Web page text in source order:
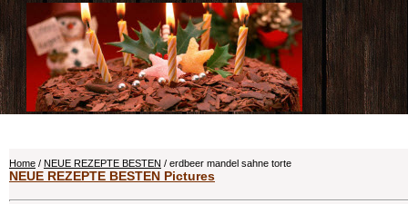
Home / NEUE REZEPTE BESTEN / erdbeer mandel sahne torte
NEUE REZEPTE BESTEN Pictures